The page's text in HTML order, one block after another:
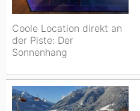
Coole Location direkt an
der Piste: Der
Sonnenhang